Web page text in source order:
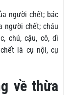
người chết; bác
người chết; cháu
chú, cậu, cô, dì
là cụ nội, cụ
về thừa